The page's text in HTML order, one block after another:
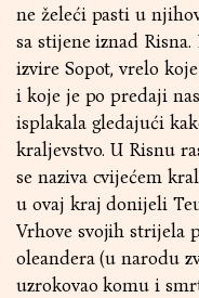
ne želeći pasti u
sa stijene iznad
izvire Sopot, vrelo
i koje je po predaji
isplakala gledajući
kraljevstvo. U Risnu
se naziva cvijećem
u ovaj kraj donijeli
Vrhove svojih strijela
oleandera (u narodu
uzrokovao komu i